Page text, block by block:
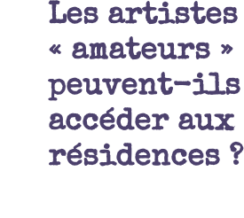
Les artistes
« amateurs »
peuvent-ils
accéder aux
résidences ?